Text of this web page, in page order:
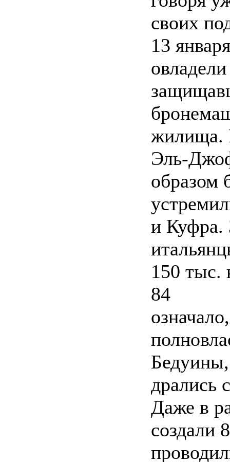
своих
13
жилища.
Эль-
образом
и Куфра.
150 тыс.
84
дрались
Даже в
создали